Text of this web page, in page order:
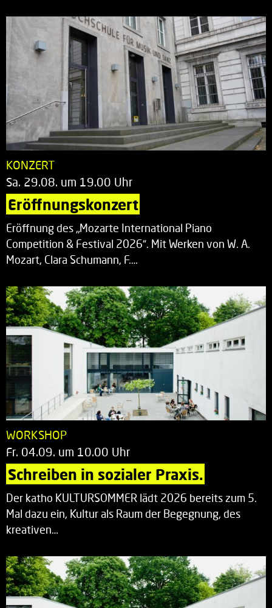
KONZERT
Sa. 29.08. um 19.00 Uhr
Eröffnungskonzert
Eröffnung des „Mozarte International Piano
Competition & Festival 2026“. Mit Werken von W. A.
Mozart, Clara Schumann, F.…
WORKSHOP
Fr. 04.09. um 10.00 Uhr
Schreiben in sozialer Praxis.
Der katho KULTURSOMMER lädt 2026 bereits zum 5.
Mal dazu ein, Kultur als Raum der Begegnung, des
kreativen…